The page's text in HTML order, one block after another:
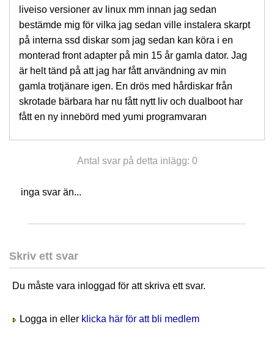
liveiso versioner av linux mm innan jag sedan
bestämde mig för vilka jag sedan ville instalera skarpt
på interna ssd diskar som jag sedan kan köra i en
monterad front adapter på min 15 år gamla dator. Jag
är helt tänd på att jag har fått användning av min
gamla trotjänare igen. En drös med hårdiskar från
skrotade bärbara har nu fått nytt liv och dualboot har
fått en ny innebörd med yumi programvaran
Antal svar på detta inlägg: 0
inga svar än...
Skriv ett svar
Du måste vara inloggad för att skriva ett svar.
Logga in eller klicka här för att bli medlem